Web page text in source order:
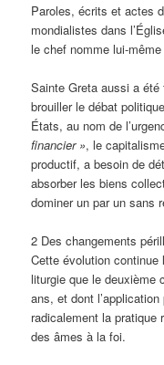
Paroles, écrits et actes
mondialistes dans
le chef nomme lui-
Sainte Greta aussi a
brouiller le débat
États, au nom de
financier », le
productif, a besoin de
absorber les biens
dominer un par un sans
2 Des changements
Cette évolution
liturgie que le deuxième
ans, et dont
radicalement la pratique
des âmes à la foi.